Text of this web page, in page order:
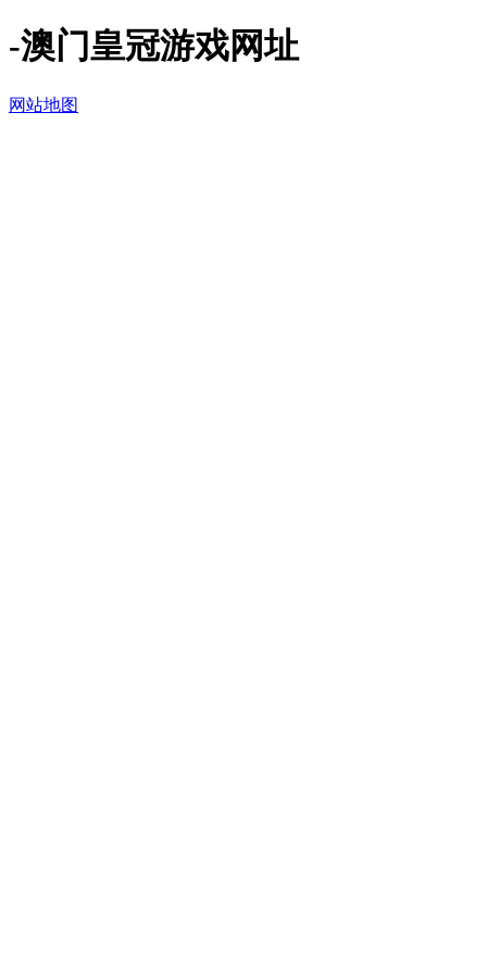
-澳门皇冠游戏网址
网站地图